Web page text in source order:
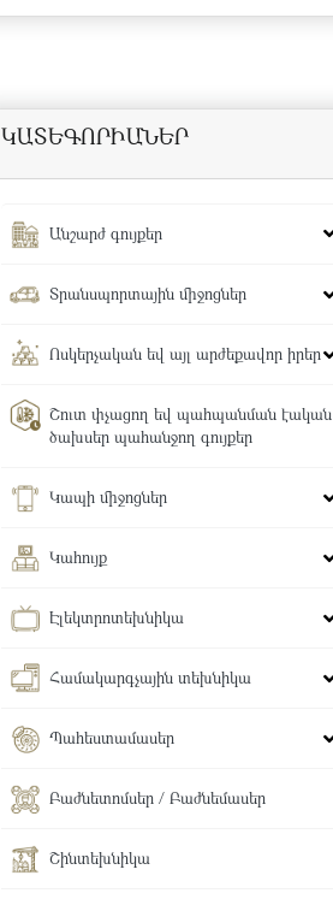
ԿԱՏԵԳՈՐԻԱՆԵՐ
Անշարժ գույքեր
Տրանսպորտային միջոցներ
Ոսկերչական եվ այլ արժեքավոր իրեր
Շուտ փչացող եվ պահպանման էական
ծախսեր պահանջող գույքեր
Կապի միջոցներ
Կահույք
Էլեկտրոտեխնիկա
Համակարգչային տեխնիկա
Պահեստամասեր
Բաժնետոմսեր / Բաժնեմասեր
Շինտեխնիկա